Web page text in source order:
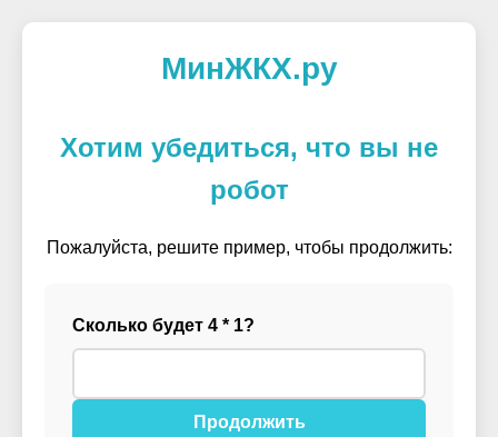
МинЖКХ.ру
Хотим убедиться, что вы не
робот
Пожалуйста, решите пример, чтобы продолжить:
Сколько будет 4 * 1?
Продолжить